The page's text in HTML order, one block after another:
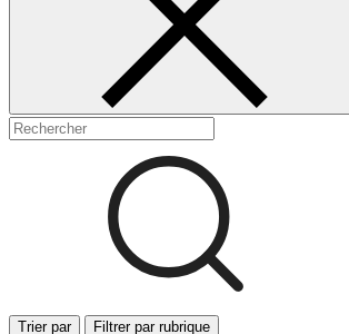
Trier par Filtrer par rubrique